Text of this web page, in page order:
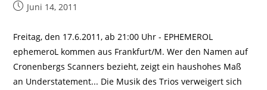
BeitragJuni 14, 2011
Freitag, den 17.6.2011, ab 21:00 Uhr - EPHEMEROL
ephemeroL kommen aus Frankfurt/M. Wer den Namen auf
Cronenbergs Scanners bezieht, zeigt ein haushohes Maß
an Understatement... Die Musik des Trios verweigert sich